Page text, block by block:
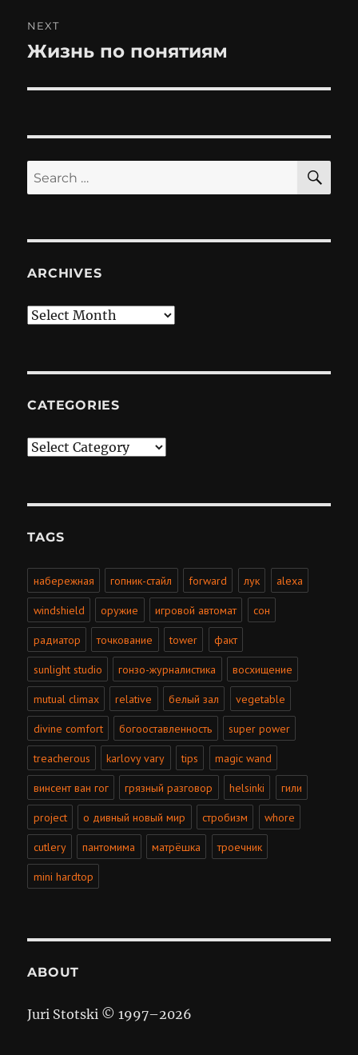
NEXT
Next
Жизнь по понятиям
Search
for:
ARCHIVES
Archives
CATEGORIES
Categories
TAGS
набережная гопник-стайл forward лук alexa
windshield оружие игровой автомат сон
радиатор точкование tower факт
sunlight studio гонзо-журналистика восхищение
mutual climax relative белый зал vegetable
divine comfort богооставленность super power
treacherous karlovy vary tips magic wand
винсент ван гог грязный разговор helsinki гили
project о дивный новый мир стробизм whore
cutlery пантомима матрёшка троечник
mini hardtop
ABOUT
Juri Stotski © 1997–2026